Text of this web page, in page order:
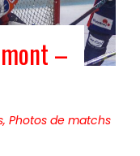
–
, Photos de matchs